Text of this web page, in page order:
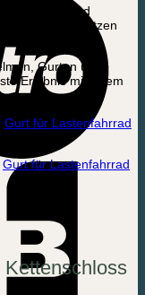
dem Fahrrad
Klettergurt sitzen
Gurten und
Erlebnis mit Ihrem
Gurt für Lastenfahrrad
Gurt für Lastenfahrrad